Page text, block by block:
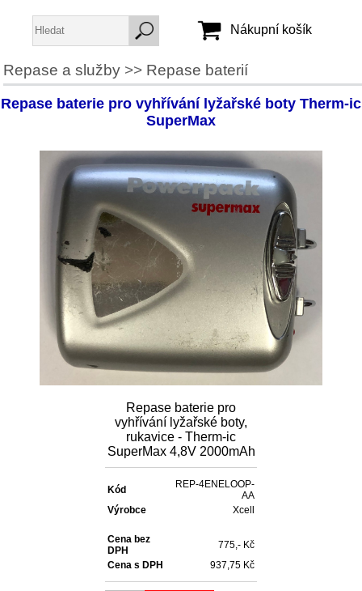
Jméno:
Heslo:
Vytvořit účet
Zapomenuté heslo
Nákupní košík
Repase a služby>> Repase baterií
Repase baterie pro vyhřívání lyžařské boty Therm-ic
SuperMax
Repase baterie pro
vyhřívání lyžařské boty,
rukavice - Therm-ic
SuperMax 4,8V 2000mAh
Kód
REP-4ENELOOP-
AA
Výrobce
Xcell
Cena bez
DPH
775,- Kč
Cena s DPH
937,75 Kč